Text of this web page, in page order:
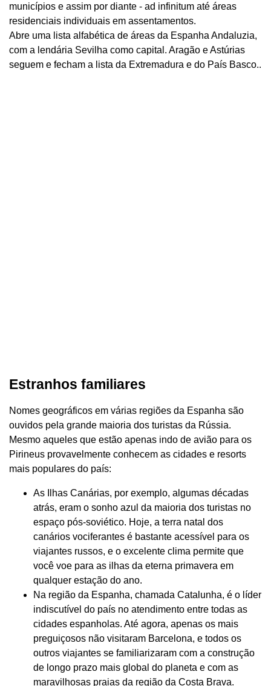
municípios e assim por diante - ad infinitum até áreas
residenciais individuais em assentamentos.
Abre uma lista alfabética de áreas da Espanha Andaluzia,
com a lendária Sevilha como capital. Aragão e Astúrias
seguem e fecham a lista da Extremadura e do País Basco..
Estranhos familiares
Nomes geográficos em várias regiões da Espanha são
ouvidos pela grande maioria dos turistas da Rússia.
Mesmo aqueles que estão apenas indo de avião para os
Pirineus provavelmente conhecem as cidades e resorts
mais populares do país:
As Ilhas Canárias, por exemplo, algumas décadas
atrás, eram o sonho azul da maioria dos turistas no
espaço pós-soviético. Hoje, a terra natal dos
canários vociferantes é bastante acessível para os
viajantes russos, e o excelente clima permite que
você voe para as ilhas da eterna primavera em
qualquer estação do ano.
Na região da Espanha, chamada Catalunha, é o líder
indiscutível do país no atendimento entre todas as
cidades espanholas. Até agora, apenas os mais
preguiçosos não visitaram Barcelona, ​​e todos os
outros viajantes se familiarizaram com a construção
de longo prazo mais global do planeta e com as
maravilhosas praias da região da Costa Brava.